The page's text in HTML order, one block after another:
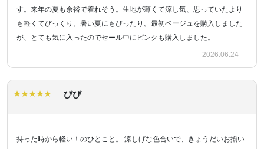
す。来年の夏も余裕で着れそう。生地が薄くて涼し気、思っていたより
も軽くてびっくり。暑い夏にもぴったり。最初ベージュを購入しました
が、とても気に入ったのでセール中にピンクも購入しました。
2026.06.24
びび
持った時から軽い！のひとこと。 涼しげな色合いで、きょうだいお揃い